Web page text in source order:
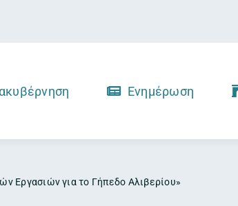
Ενημέρωση
Εργασιών για το Γήπεδο Αλιβερίου»